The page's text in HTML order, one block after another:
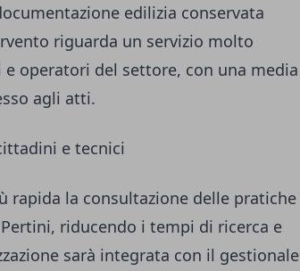
edilizia conservata
riguarda un servizio molto
operatori del settore, con una media
agli atti.
e tecnici
rapida la consultazione delle pratiche
riducendo i tempi di ricerca e
sarà integrata con il gestionale